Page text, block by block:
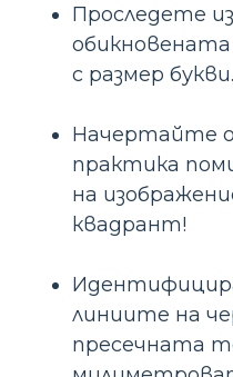
Проследете
с размер букви.
Начертайте
практика
на
квадрант!
линиите на
пресечната